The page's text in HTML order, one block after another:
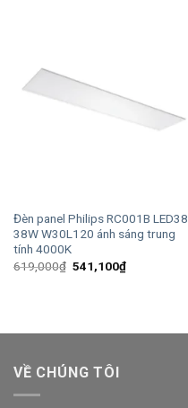
Đèn panel Philips RC001B LED38
38W W30L120 ánh sáng trung
tính 4000K
619,000₫ Giá
541,100₫Giá
hiện
VỀ CHÚNG TÔI